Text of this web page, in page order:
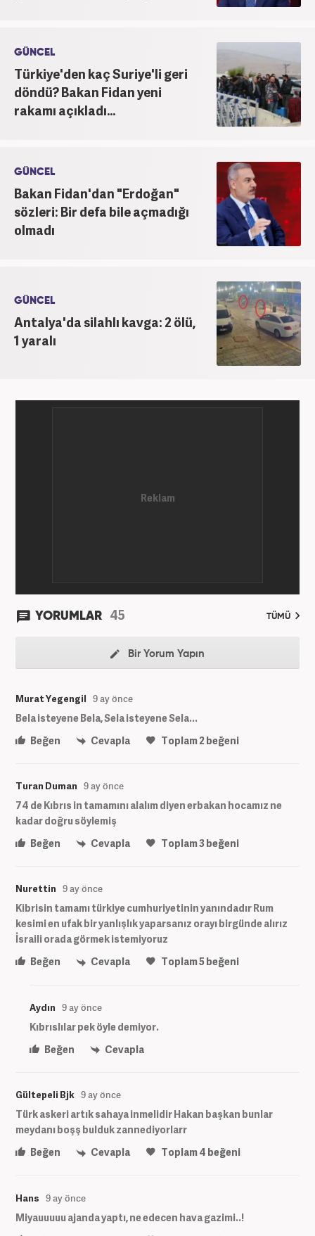
GÜNCEL
Türkiye'den kaç Suriye'li geri
döndü? Bakan Fidan yeni
rakamı açıkladı...
GÜNCEL
Bakan Fidan'dan "Erdoğan"
sözleri: Bir defa bile açmadığı
olmadı
GÜNCEL
Antalya'da silahlı kavga: 2 ölü,
1 yaralı
YORUMLAR 45 TÜMÜ
Bir Yorum Yapın
Murat Yegengil 9 ay önce
Bela isteyene Bela, Sela isteyene Sela...
Beğen
Cevapla Toplam2 beğeni
Turan Duman 9 ay önce
74 de Kıbrıs in tamamını alalım diyen erbakan hocamız ne
kadar doğru söylemiş
Beğen
Cevapla Toplam3beğeni
Nurettin 9 ay önce
Kibrisin tamamı türkiye cumhuriyetinin yanındadır Rum
kesimi en ufak bir yanlışlık yaparsanız orayı birgünde alırız
İsraili orada görmek istemiyoruz
Beğen
Cevapla Toplam5beğeni
Aydın 9 ay önce
Kıbrıslılar pek öyle demiyor.
Beğen
Cevapla
Gültepeli Bjk 9 ay önce
Türk askeri artık sahaya inmelidir Hakan başkan bunlar
meydanı boşş bulduk zannediyorlarr
Beğen
Cevapla Toplam4 beğeni
Hans 9 ay önce
Miyauuuuu ajanda yaptı, ne edecen hava gazimi..!